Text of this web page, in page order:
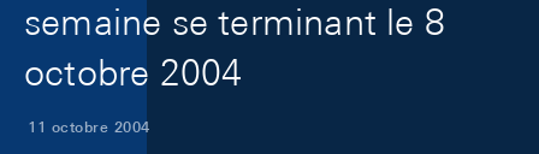
semaine se terminant le 8
octobre 2004
11 octobre 2004